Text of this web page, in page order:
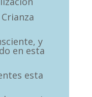
y
en esta
esta